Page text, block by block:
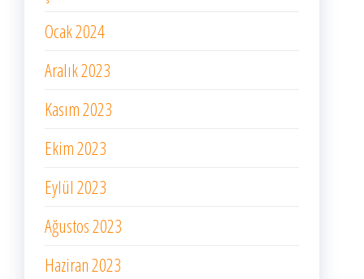
Ocak 2024
Aralık 2023
Kasım 2023
Ekim 2023
Eylül 2023
Ağustos 2023
Haziran 2023